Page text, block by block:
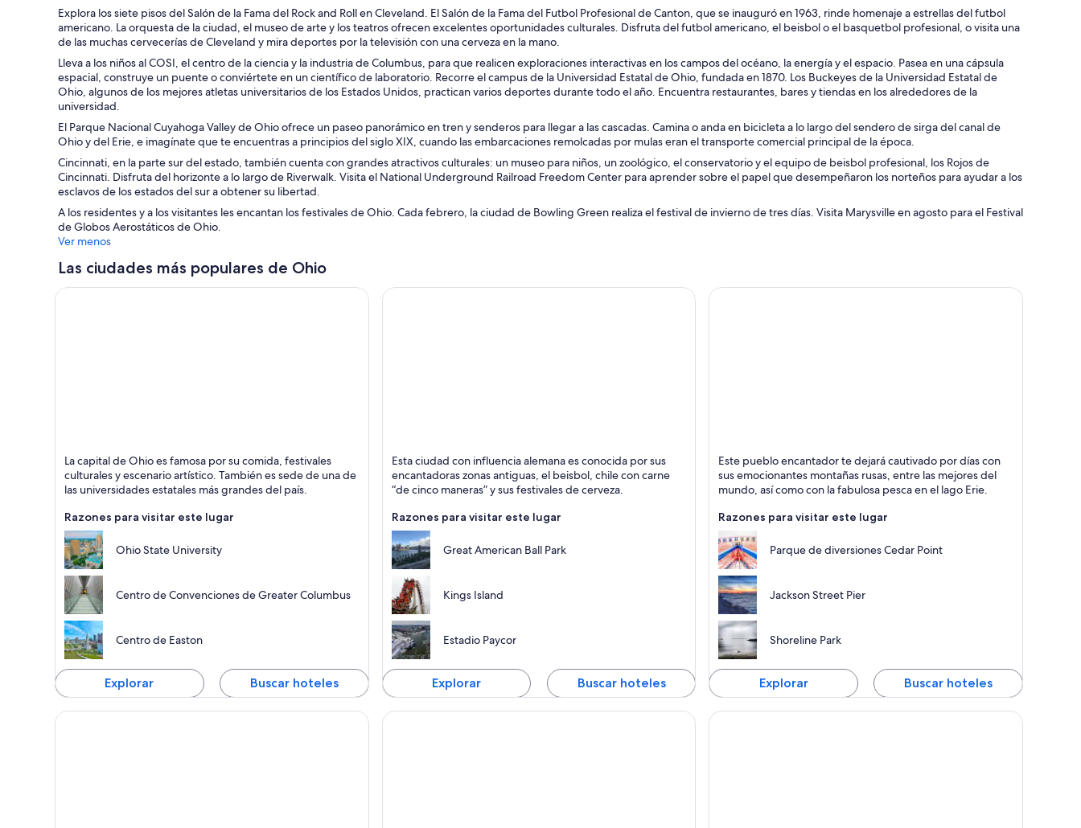
Una escultura, un lago y edificios modernos.
Explora los siete pisos del Salón de la Fama del Rock and Roll en Cleveland. El Salón de la Fama del Futbol Profesional de Canton, que se inauguró en 1963, rinde homenaje a estrellas del futbol
americano. La orquesta de la ciudad, el museo de arte y los teatros ofrecen excelentes oportunidades culturales. Disfruta del futbol americano, el beisbol o el basquetbol profesional, o visita una
de las muchas cervecerías de Cleveland y mira deportes por la televisión con una cerveza en la mano.
Lleva a los niños al COSI, el centro de la ciencia y la industria de Columbus, para que realicen exploraciones interactivas en los campos del océano, la energía y el espacio. Pasea en una cápsula
espacial, construye un puente o conviértete en un científico de laboratorio. Recorre el campus de la Universidad Estatal de Ohio, fundada en 1870. Los Buckeyes de la Universidad Estatal de
Ohio, algunos de los mejores atletas universitarios de los Estados Unidos, practican varios deportes durante todo el año. Encuentra restaurantes, bares y tiendas en los alrededores de la
universidad.
El Parque Nacional Cuyahoga Valley de Ohio ofrece un paseo panorámico en tren y senderos para llegar a las cascadas. Camina o anda en bicicleta a lo largo del sendero de sirga del canal de
Ohio y del Erie, e imagínate que te encuentras a principios del siglo XIX, cuando las embarcaciones remolcadas por mulas eran el transporte comercial principal de la época.
Cincinnati, en la parte sur del estado, también cuenta con grandes atractivos culturales: un museo para niños, un zoológico, el conservatorio y el equipo de beisbol profesional, los Rojos de
Cincinnati. Disfruta del horizonte a lo largo de Riverwalk. Visita el National Underground Railroad Freedom Center para aprender sobre el papel que desempeñaron los norteños para ayudar a los
esclavos de los estados del sur a obtener su libertad.
A los residentes y a los visitantes les encantan los festivales de Ohio. Cada febrero, la ciudad de Bowling Green realiza el festival de invierno de tres días. Visita Marysville en agosto para el Festival
de Globos Aerostáticos de Ohio.
Ver menos
Las ciudades más populares de Ohio
Columbus
Deportes, Teatros y Música en vivo
La capital de Ohio es famosa por su comida, festivales
culturales y escenario artístico. También es sede de una de
las universidades estatales más grandes del país.
Razones para visitar este lugar
Ohio State University
Centro de Convenciones de Greater Columbus
Centro de Easton
Explorar Buscar hoteles
Cincinnati
Deportes, Entretenimiento y Música en vivo
Esta ciudad con influencia alemana es conocida por sus
encantadoras zonas antiguas, el beisbol, chile con carne
“de cinco maneras” y sus festivales de cerveza.
Razones para visitar este lugar
Great American Ball Park
Kings Island
Estadio Paycor
Explorar Buscar hoteles
Sandusky
Para toda la familia,
Parques acuáticos y
Este pueblo encantador te dejará cautivado por días con
sus emocionantes montañas rusas, entre las mejores del
mundo, así como con la fabulosa pesca en el lago Erie.
Razones para visitar este lugar
Parque de diversiones Cedar Point
Jackson Street Pier
Shoreline Park
Explorar Buscar hoteles